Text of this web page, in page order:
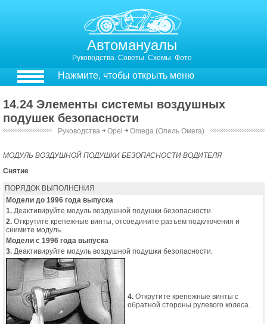
Автомануалы
Руководства. Советы. Схемы. Фото
Нажмите, чтобы открыть меню
14.24 Элементы системы воздушных
подушек безопасности
Руководства ￫ Opel ￫ Omega (Опель Омега)
МОДУЛЬ ВОЗДУШНОЙ ПОДУШКИ БЕЗОПАСНОСТИ ВОДИТЕЛЯ
Снятие
ПОРЯДОК ВЫПОЛНЕНИЯ
Модели до 1996 года выпуска
1. Деактивируйте модуль воздушной подушки безопасности.
2. Открутите крепежные винты, отсоедините разъем подключения и
снимите модуль.
Модели с 1996 года выпуска
3. Деактивируйте модуль воздушной подушки безопасности.
4. Открутите крепежные винты с
обратной стороны рулевого колеса.